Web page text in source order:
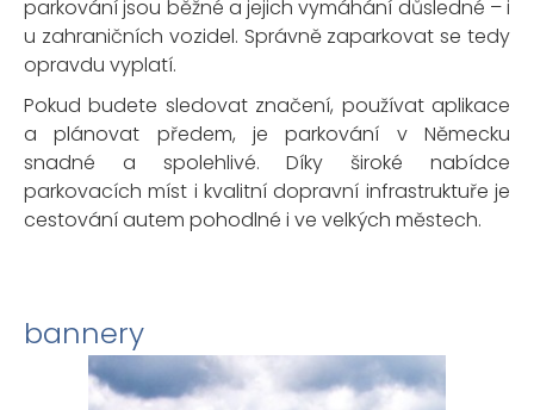
parkování jsou běžné a jejich vymáhání důsledné – i
u zahraničních vozidel. Správně zaparkovat se tedy
opravdu vyplatí.
Pokud budete sledovat značení, používat aplikace
a plánovat předem, je parkování v Německu
snadné a spolehlivé. Díky široké nabídce
parkovacích míst i kvalitní dopravní infrastruktuře je
cestování autem pohodlné i ve velkých městech.
bannery